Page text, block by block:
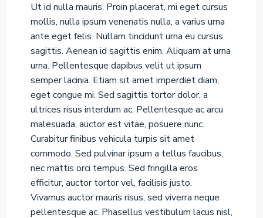
Ut id nulla mauris. Proin placerat, mi eget cursus
mollis, nulla ipsum venenatis nulla, a varius urna
ante eget felis. Nullam tincidunt urna eu cursus
sagittis. Aenean id sagittis enim. Aliquam at urna
urna. Pellentesque dapibus velit ut ipsum
semper lacinia. Etiam sit amet imperdiet diam,
eget congue mi. Sed sagittis tortor dolor, a
ultrices risus interdum ac. Pellentesque ac arcu
malesuada, auctor est vitae, posuere nunc.
Curabitur finibus vehicula turpis sit amet
commodo. Sed pulvinar ipsum a tellus faucibus,
nec mattis orci tempus. Sed fringilla eros
efficitur, auctor tortor vel, facilisis justo.
Vivamus auctor mauris risus, sed viverra neque
pellentesque ac. Phasellus vestibulum lacus nisl,